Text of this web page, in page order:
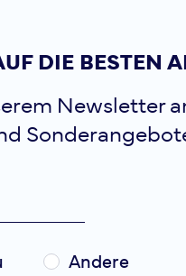
DIE BESTEN
Newsletter
Andere